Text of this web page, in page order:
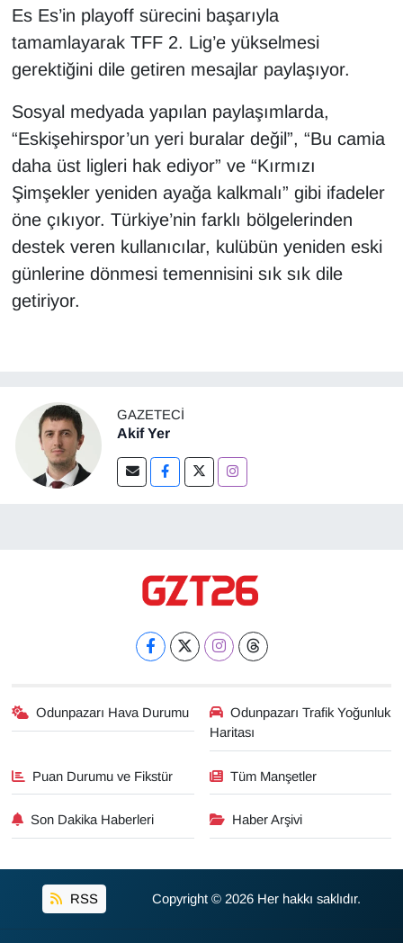
Es Es’in playoff sürecini başarıyla
tamamlayarak TFF 2. Lig’e yükselmesi
gerektiğini dile getiren mesajlar paylaşıyor.
Sosyal medyada yapılan paylaşımlarda,
“Eskişehirspor’un yeri buralar değil”, “Bu camia
daha üst ligleri hak ediyor” ve “Kırmızı
Şimşekler yeniden ayağa kalkmalı” gibi ifadeler
öne çıkıyor. Türkiye’nin farklı bölgelerinden
destek veren kullanıcılar, kulübün yeniden eski
günlerine dönmesi temennisini sık sık dile
getiriyor.
GAZETECI
Akif Yer
Odunpazarı Hava Durumu
Odunpazarı Trafik Yoğunluk
Haritası
Puan Durumu ve Fikstür Tüm Manşetler
Son Dakika Haberleri Haber Arşivi
RSS Copyright © 2026 Her hakkı saklıdır.